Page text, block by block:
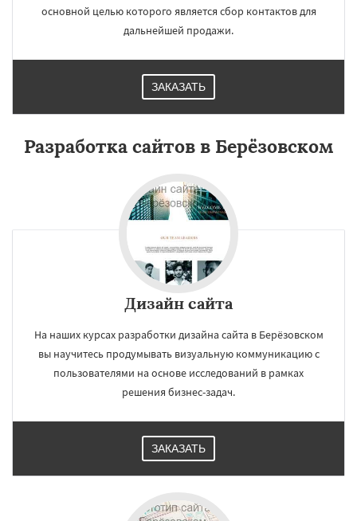
основной целью которого является сбор контактов для
дальнейшей продажи.
ЗАКАЗАТЬ
Разработка сайтов в Берёзовском
Дизайн сайта
На наших курсах разработки дизайна сайта в Берёзовском
вы научитесь продумывать визуальную коммуникацию с
пользователями на основе исследований в рамках
решения бизнес-задач.
ЗАКАЗАТЬ